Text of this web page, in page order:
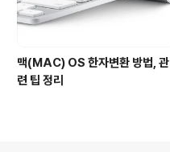
맥(MAC) OS 한자변환 방법, 관
련 팁 정리